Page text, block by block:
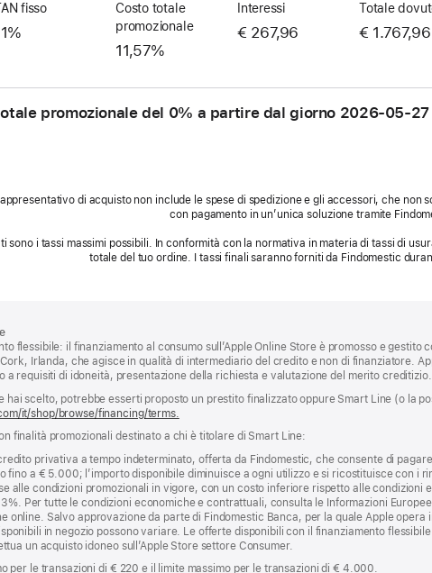
fisso
Costo totale
promozionale
11,57%
Interessi
€ 267,96
Totale
€ 1.767,96
promozionale del 0% a partire dal giorno 2026-05-27
di acquisto non include le spese di spedizione e gli accessori, che
con pagamento in un’unica soluzione tramite
sono i tassi massimi possibili. In conformità con la normativa in materia di tassi di
totale del tuo ordine. I tassi finali saranno forniti da Findomestic
flessibile: il finanziamento al consumo sull’Apple Online Store è promosso e
Irlanda, che agisce in qualità di intermediario del credito e non di finanziatore.
a requisiti di idoneità, presentazione della richiesta e valutazione del merito creditizio.
hai scelto, potrebbe esserti proposto un prestito finalizzato oppure Smart Line (o la
it/shop/browse/financing/terms.
finalità promozionali destinato a chi è titolare di Smart Line:
privativa a tempo indeterminato, offerta da Findomestic, che consente di
fino a € 5.000; l’importo disponibile diminuisce a ogni utilizzo e si ricostituisce con i
alle condizioni promozionali in vigore, con un costo inferiore rispetto alle condizioni
Per tutte le condizioni economiche e contrattuali, consulta le Informazioni
online. Salvo approvazione da parte di Findomestic Banca, per la quale Apple
in negozio possono variare. Le offerte disponibili con il finanziamento
un acquisto idoneo sull’Apple Store settore Consumer.
per le transazioni di € 220 e il limite massimo per le transazioni di € 4.000.